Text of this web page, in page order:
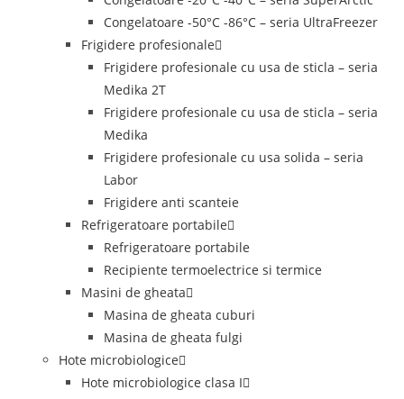
Congelatoare -50°C -86°C – seria UltraFreezer
Frigidere profesionale
Frigidere profesionale cu usa de sticla – seria
Medika 2T
Frigidere profesionale cu usa de sticla – seria
Medika
Frigidere profesionale cu usa solida – seria
Labor
Frigidere anti scanteie
Refrigeratoare portabile
Refrigeratoare portabile
Recipiente termoelectrice si termice
Masini de gheata
Masina de gheata cuburi
Masina de gheata fulgi
Hote microbiologice
Hote microbiologice clasa I